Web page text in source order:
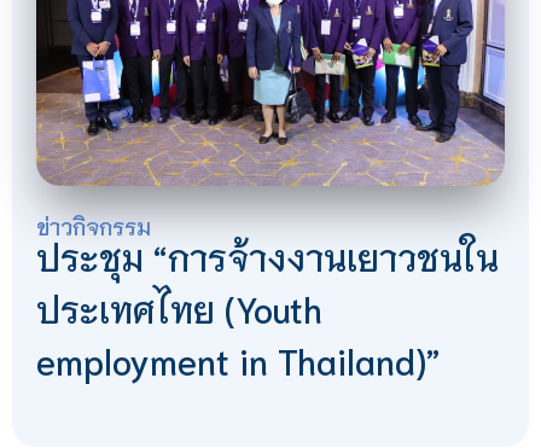
ข่าวกิจกรรม
ประชุม “การจ้างงานเยาวชนใน
ประเทศไทย (Youth
employment in Thailand)”